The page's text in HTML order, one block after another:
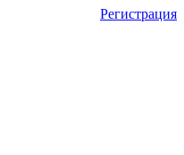
Регистрация